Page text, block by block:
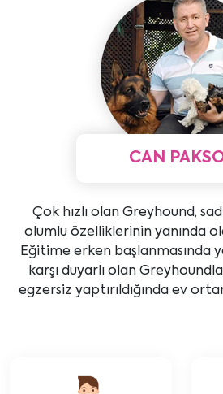
CAN
Çok hızlı olan Greyhound,
olumlu özelliklerinin yanında
Eğitime erken başlanmasında
karşı duyarlı olan
egzersiz yaptırıldığında ev